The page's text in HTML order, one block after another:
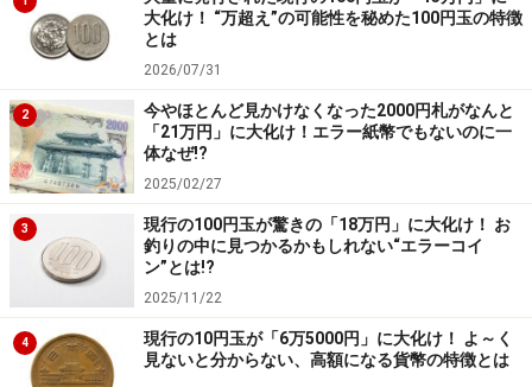
第7位： 原油高・食品の値上げラッシュ
で、庶民生活に大寒波が襲来！（5月～）
上昇の一途をたどる原油高に連動して、ガソリン価格も
ウナギ昇り！ 11月には過去最高値を更新しリッター
150円台へ突入と、まさに「オイルショック2007」と呼
ぶにふさわしい1年でした。一方では、「バイオ燃料」
（植物原料からつくる燃料）ブームを背景にした食品値
上げが、食卓を直撃！ マヨネーズを初め、パン・菓
子・麺類・牛乳・ビールなど、各メーカーが、続々と値
上げに踏み切りました。この傾向は来年も続く見込み
で、巷の庶民にとり、身もお財布も凍りつきそうなさむ
大化け！ “万超え”の可能性を秘めた100円玉の特徴
とは
2026/07/31
2
今やほとんど見かけなくなった2000円札がなんと
「21万円」に大化け！エラー紙幣でもないのに一
体なぜ!?
2025/02/27
3
現行の100円玉が驚きの「18万円」に大化け！ お
釣りの中に見つかるかもしれない“エラーコイ
ン”とは!?
2025/11/22
4
現行の10円玉が「6万5000円」に大化け！ よ～く
見ないと分からない、高額になる貨幣の特徴とは